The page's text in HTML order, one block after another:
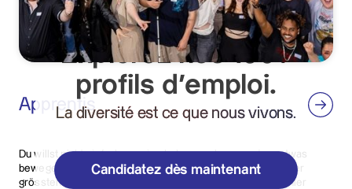
Carrières
La diversité est ce que nous vivons.
Explorez nos 150+
profils d'emploi.
Candidatez dès maintenant
Apprentis
Du willst nicht einfach nur eine Lehre machen, sondern etwas
bewegen? Dann bist du in der Ausbildungswelt von Axpo, der
grössten Energieproduzentin der Schweiz, genau richtig. Hier